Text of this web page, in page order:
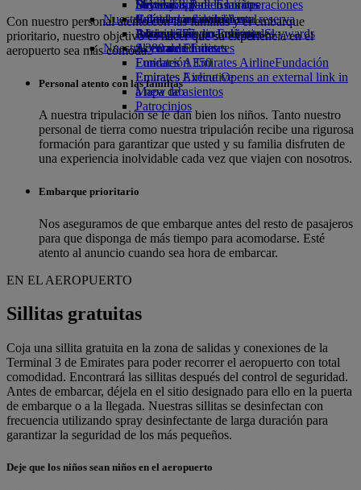
Bebidas
Nuestra flota
Boeing 777
A380 de Emirates
Emirates A350
Emirates Executive
Mapa de asientos
Diversión para los niños
Juguetes infantiles
Actividades para niños
Sostenibilidad en las operaciones
Política medioambiental
Informes medioambientales
Nuestras comunidades
Fundación Emirates AirlineFundación
Emirates Airline Opens an external link in
a new tab
Patrocinios
Skywards Rail
Calculadora de millas
Inicie sesión en Emirates Skywards
Skywards+
Móvil y app de Emirates
Cancelar o cambiar una reserva
Alteraciones en los viajes
Acerca de Emirates
Con nuestro personal atento con las familias y el embarque
prioritario, nuestro objetivo es hacer que su experiencia en el
aeropuerto sea más cómoda.
Personal atento con las familias
A nuestra tripulación se le dan bien los niños. Tanto nuestro
personal de tierra como nuestra tripulación recibe una rigurosa
formación para garantizar que usted y su familia disfruten de
una experiencia inolvidable cada vez que viajen con nosotros.
Embarque prioritario
Nos aseguramos de que embarque antes del resto de pasajeros
para que disponga de más tiempo para acomodarse. Esté
atento al anuncio cuando sea hora de embarcar.
EN EL AEROPUERTO
Sillitas gratuitas
Coja una sillita gratuita en la zona de salidas y conexiones de la
Terminal 3 de Emirates para poder recorrer el aeropuerto con total
comodidad. Encontrará las sillitas después del control de seguridad.
Antes de embarcar, déjela en el sitio designado para ello en la puerta
de embarque o a la llegada. Nuestras sillitas se desinfectan con
frecuencia utilizando spray desinfectante de larga duración para
garantizar la seguridad de los más pequeños.
Deje que los niños sean niños en el aeropuerto